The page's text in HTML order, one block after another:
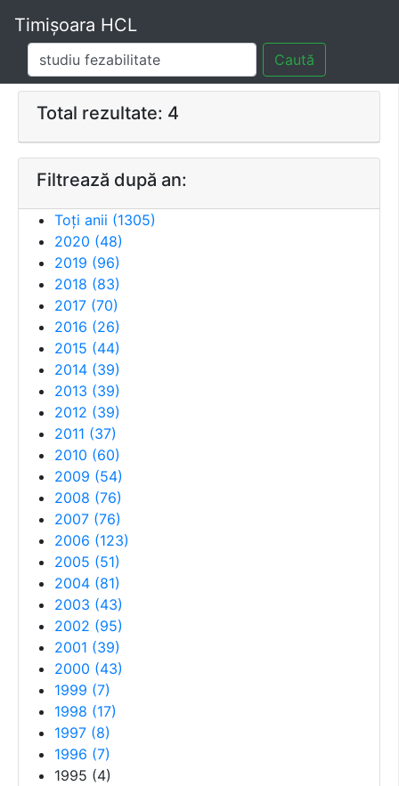
Timișoara HCL
Caută
Total rezultate: 4
Filtrează după an:
Toți anii (1305)
2020 (48)
2019 (96)
2018 (83)
2017 (70)
2016 (26)
2015 (44)
2014 (39)
2013 (39)
2012 (39)
2011 (37)
2010 (60)
2009 (54)
2008 (76)
2007 (76)
2006 (123)
2005 (51)
2004 (81)
2003 (43)
2002 (95)
2001 (39)
2000 (43)
1999 (7)
1998 (17)
1997 (8)
1996 (7)
1995 (4)